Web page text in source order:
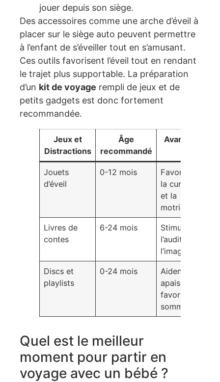
jouer depuis son siège.
Des accessoires comme une arche d’éveil à
placer sur le siège auto peuvent permettre
à l’enfant de s’éveiller tout en s’amusant.
Ces outils favorisent l’éveil tout en rendant
le trajet plus supportable. La préparation
d’un kit de voyage rempli de jeux et de
petits gadgets est donc fortement
recommandée.
Jeux et
Distractions
Âge
recommandé
Avantages
Jouets
d’éveil
0-12 mois
Favorisent
la curiosité
et la
motricité
Livres de
contes
6-24 mois
Stimulent
l’audition et
l’imagination
Discs et
playlists
0-24 mois
Aident à
apaiser et
favoriser le
sommeil
Quel est le meilleur
moment pour partir en
voyage avec un bébé ?